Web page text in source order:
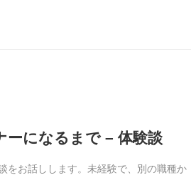
ーになるまで – 体験談
をお話しします。未経験で、別の職種か